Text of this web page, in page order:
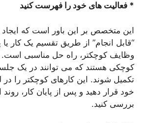
* فعالیت های خود را فهرست کنید
این متخصص بر این باور است که
“قابل انجام” از طریق تقسیم یک کار یا
وظایف کوچکتر، راه حل مناسبی است.
کوچکی هستند که می توانند در یک
تکمیل شوند. این کارهای کوچکتر را
خود قرار دهید و پس از پایان کار، روند
بررسی کنید.